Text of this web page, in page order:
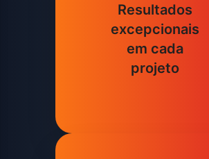
Resultados
excepcionais
em cada
projeto